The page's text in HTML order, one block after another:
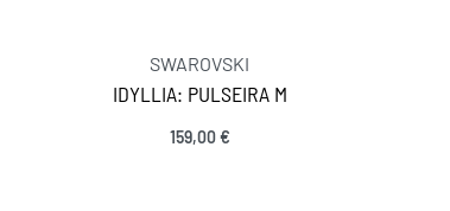
SWAROVSKI
IDYLLIA: PULSEIRA M
159,00€